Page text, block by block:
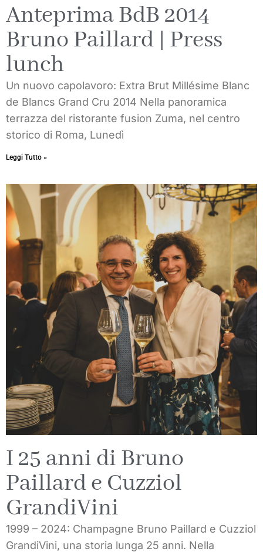
Anteprima BdB 2014
Bruno Paillard | Press
lunch
Un nuovo capolavoro: Extra Brut Millésime Blanc
de Blancs Grand Cru 2014 Nella panoramica
terrazza del ristorante fusion Zuma, nel centro
storico di Roma, Lunedì
Leggi Tutto »
I 25 anni di Bruno
Paillard e Cuzziol
GrandiVini
1999 – 2024: Champagne Bruno Paillard e Cuzziol
GrandiVini, una storia lunga 25 anni. Nella